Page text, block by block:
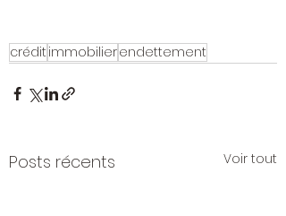
crédit immobilierendettement
Posts récents Voir tout